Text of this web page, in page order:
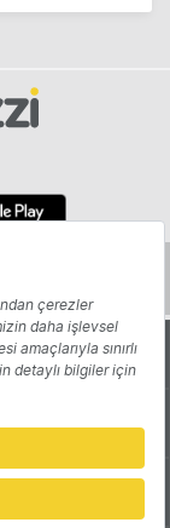
Yazarlar
Reklam